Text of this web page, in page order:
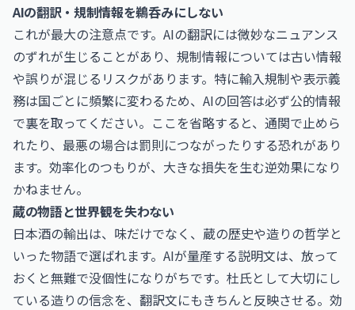
AIの翻訳・規制情報を鵜呑みにしない
これが最大の注意点です。AIの翻訳には微妙なニュアンス
のずれが生じることがあり、規制情報については古い情報
や誤りが混じるリスクがあります。特に輸入規制や表示義
務は国ごとに頻繁に変わるため、AIの回答は必ず公的情報
で裏を取ってください。ここを省略すると、通関で止めら
れたり、最悪の場合は罰則につながったりする恐れがあり
ます。効率化のつもりが、大きな損失を生む逆効果になり
かねません。
蔵の物語と世界観を失わない
日本酒の輸出は、味だけでなく、蔵の歴史や造りの哲学と
いった物語で選ばれます。AIが量産する説明文は、放って
おくと無難で没個性になりがちです。杜氏として大切にし
ている造りの信念を、翻訳文にもきちんと反映させる。効